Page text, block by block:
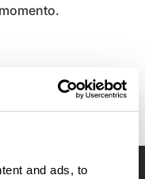
and ads, to